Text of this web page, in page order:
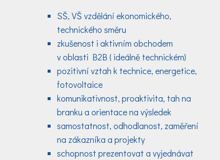
SŠ, VŠ vzdělání ekonomického,
technického směru
zkušenost i aktivním obchodem
v oblasti B2B ( ideálně technickém)
pozitivní vztah k technice, energetice,
fotovoltaice
komunikativnost, proaktivita, tah na
branku a orientace na výsledek
samostatnost, odhodlanost, zaměření
na zákazníka a projekty
schopnost prezentovat a vyjednávat